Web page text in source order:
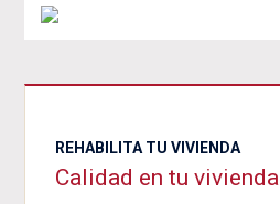
REHABILITA TU VIVIENDA
Calidad en tu vivienda